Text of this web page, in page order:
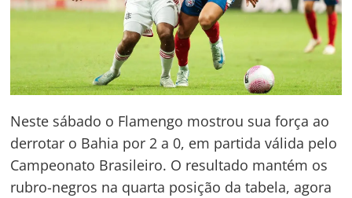
Neste sábado o Flamengo mostrou sua força ao
derrotar o Bahia por 2 a 0, em partida válida pelo
Campeonato Brasileiro. O resultado mantém os
rubro-negros na quarta posição da tabela, agora